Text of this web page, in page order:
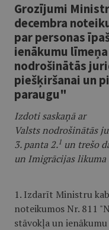
Grozījumi
decembra
par personas
ienākumu
nodrošinātās
piešķiršanai un
paraugu"
Izdoti saskaņā ar
Valsts nodrošinātās
3. panta 2. 1 un trešo
un Imigrācijas likuma
1. Izdarīt Ministru
noteikumos Nr. 811
stāvokļa un